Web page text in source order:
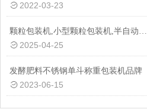
2022-03-23
颗粒包装机,小型颗粒包装机,半自动颗粒包装机批发价
2025-04-25
发酵肥料不锈钢单斗称重包装机品牌
2023-06-15